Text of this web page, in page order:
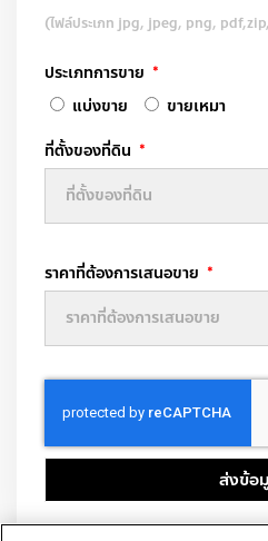
(ไฟล์ประเภท jpg, jpeg, png,
ประเภทการขาย
แบ่งขาย
ขายเหมา
ที่ตั้งของที่ดิน
ราคาที่ต้องการเสนอขาย
ส่งข้อ